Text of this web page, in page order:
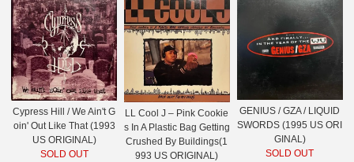
Cypress Hill / We Ain't G
oin' Out Like That (1993
US ORIGINAL)
SOLD OUT
LL Cool J – Pink Cookie
s In A Plastic Bag Getting
Crushed By Buildings(1
993 US ORIGINAL)
GENIUS / GZA / LIQUID
SWORDS (1995 US ORI
GINAL)
SOLD OUT